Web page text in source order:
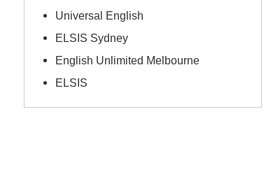
Universal English
ELSIS Sydney
English Unlimited Melbourne
ELSIS